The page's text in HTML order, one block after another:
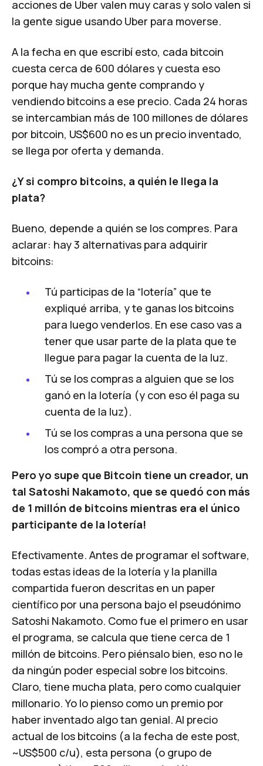
acciones de Uber valen muy caras y solo valen si
la gente sigue usando Uber para moverse.
A la fecha en que escribí esto, cada bitcoin
cuesta cerca de 600 dólares y cuesta eso
porque hay mucha gente comprando y
vendiendo bitcoins a ese precio. Cada 24 horas
se intercambian más de 100 millones de dólares
por bitcoin, US$600 no es un precio inventado,
se llega por oferta y demanda.
¿Y si compro bitcoins, a quién le llega la
plata?
Bueno, depende a quién se los compres. Para
aclarar: hay 3 alternativas para adquirir
bitcoins:
Tú participas de la “lotería” que te
expliqué arriba, y te ganas los bitcoins
para luego venderlos. En ese caso vas a
tener que usar parte de la plata que te
llegue para pagar la cuenta de la luz.
Tú se los compras a alguien que se los
ganó en la lotería (y con eso él paga su
cuenta de la luz).
Tú se los compras a una persona que se
los compró a otra persona.
Pero yo supe que Bitcoin tiene un creador, un
tal Satoshi Nakamoto, que se quedó con más
de 1 millón de bitcoins mientras era el único
participante de la lotería!
Efectivamente. Antes de programar el software,
todas estas ideas de la lotería y la planilla
compartida fueron descritas en un paper
científico por una persona bajo el pseudónimo
Satoshi Nakamoto. Como fue el primero en usar
el programa, se calcula que tiene cerca de 1
millón de bitcoins. Pero piénsalo bien, eso no le
da ningún poder especial sobre los bitcoins.
Claro, tiene mucha plata, pero como cualquier
millonario. Yo lo pienso como un premio por
haber inventado algo tan genial. Al precio
actual de los bitcoins (a la fecha de este post,
~US$500 c/u), esta persona (o grupo de